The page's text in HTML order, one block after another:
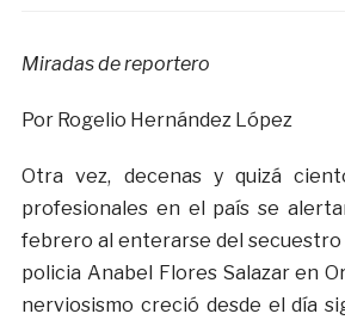
Miradas de reportero
Por Rogelio Hernández López
Otra vez, decenas y quizá
profesionales en el país se
febrero al enterarse del
policia Anabel Flores Salazar en
nerviosismo creció desde el día